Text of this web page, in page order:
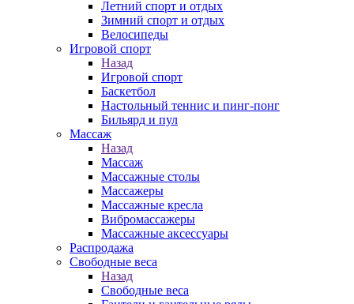
Летний спорт и отдых
Зимний спорт и отдых
Велосипеды
Игровой спорт
Назад
Игровой спорт
Баскетбол
Настольный теннис и пинг-понг
Бильярд и пул
Массаж
Назад
Массаж
Массажные столы
Массажеры
Массажные кресла
Вибромассажеры
Массажные аксессуары
Распродажа
Свободные веса
Назад
Свободные веса